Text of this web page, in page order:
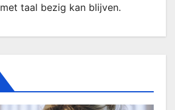
met taal bezig kan blijven.